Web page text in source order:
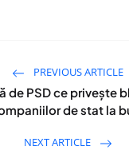
PREVIOUS ARTICLE
de PSD ce privește
de stat la
NEXT ARTICLE